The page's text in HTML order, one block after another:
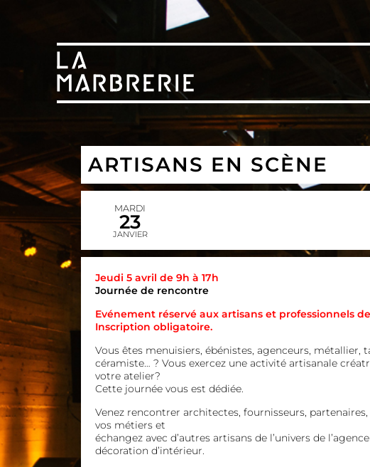
ARTISANS EN SCÈNE
MARDI
23
JANVIER
Jeudi 5 avril de 9h à 17h
Journée de rencontre
Evénement réservé aux artisans et professionnels
Inscription obligatoire.
Vous êtes menuisiers, ébénistes, agenceurs, métallier,
céramiste… ? Vous exercez une activité artisanale
votre atelier?
Cette journée vous est dédiée.
Venez rencontrer architectes, fournisseurs,
vos métiers et
échangez avec d’autres artisans de l’univers de
décoration d’intérieur.